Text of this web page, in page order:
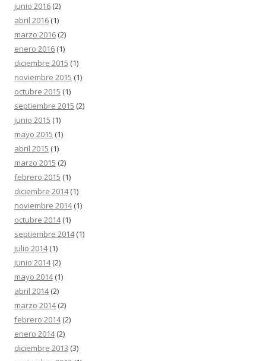
junio 2016 (2)
abril 2016 (1)
marzo 2016 (2)
enero 2016 (1)
diciembre 2015 (1)
noviembre 2015 (1)
octubre 2015 (1)
septiembre 2015 (2)
junio 2015 (1)
mayo 2015 (1)
abril 2015 (1)
marzo 2015 (2)
febrero 2015 (1)
diciembre 2014(1)
noviembre 2014(1)
octubre 2014(1)
septiembre 2014(1)
julio 2014(1)
junio 2014(2)
mayo 2014(1)
abril 2014(2)
marzo 2014(2)
febrero 2014(2)
enero 2014(2)
diciembre 2013 (3)